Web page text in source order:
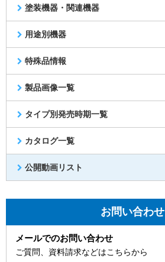
塗装機器・関連機器
用途別機器
特殊品情報
製品画像一覧
タイプ別発売時期一覧
カタログ一覧
公開動画リスト
お問い合わせ
メールでのお問い合わせ
ご質問、資料請求などはこちらから